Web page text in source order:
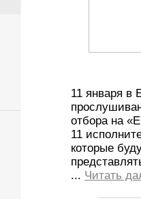
11 января в
отбора на
11
которые
... Читать